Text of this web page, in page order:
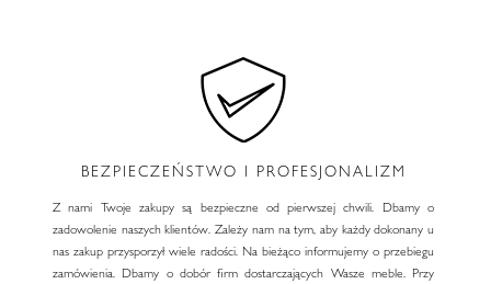
BEZPIECZEŃSTWO I PROFESJONALIZM
Z nami Twoje zakupy są bezpieczne od pierwszej chwili. Dbamy o
zadowolenie naszych klientów. Zależy nam na tym, aby każdy dokonany u
nas zakup przysporzył wiele radości. Na bieżąco informujemy o przebiegu
zamówienia. Dbamy o dobór firm dostarczających Wasze meble. Przy